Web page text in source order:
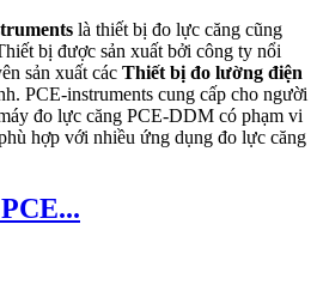
là thiết bị đo lực căng cũng
bị được sản xuất bởi công ty nổi
sản xuất các Thiết bị đo lường điện
PCE-instruments cung cấp cho người
đo lực căng PCE-DDM có phạm vi
hợp với nhiều ứng dụng đo lực căng